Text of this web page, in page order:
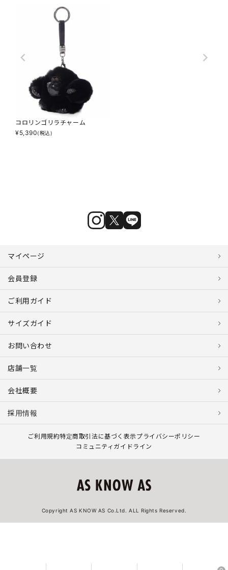
コロリンゴリラチャーム
¥5,390(税込)
マイページ
会員登録
ご利用ガイド
サイズガイド
お問い合わせ
店舗一覧
会社概要
採用情報
ご利用規約特定商取引法に基づく表示プライバシーポリシー
コミュニティガイドライン
Copyright AS KNOW AS Co.Ltd. ALL Rights Reserved.